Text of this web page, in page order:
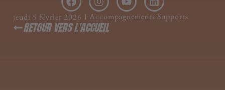
jeudi 5 février 2026 Accompagnements Supports
RETOUR VERS L'ACCUEIL